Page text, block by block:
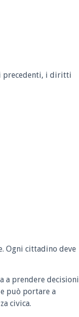
precedenti, i diritti
Ogni cittadino deve
a prendere decisioni
può portare a
civica.